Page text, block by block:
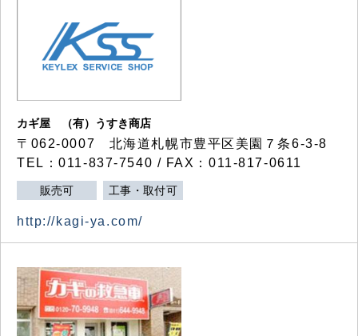
カギ屋 （有）うすき商店
〒062-0007 北海道札幌市豊平区美園７条6-3-8
TEL：011-837-7540 / FAX：011-817-0611
販売可 工事・取付可
http://kagi-ya.com/